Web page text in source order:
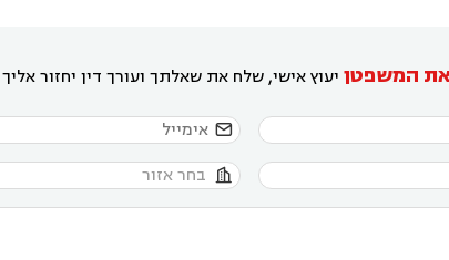
המשפטן יעוץ אישי, שלח את שאלתך ועורך דין יחזור אליך

